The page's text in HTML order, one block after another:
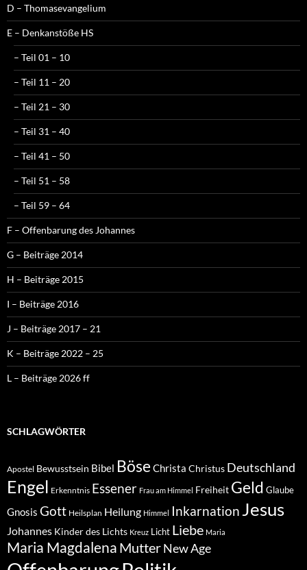
D – Thomasevangelium
E – Denkanstöße HS
– Teil 01 – 10
– Teil 11 – 20
– Teil 21 – 30
– Teil 31 – 40
– Teil 41 – 50
– Teil 51 – 58
– Teil 59 – 64
F – Offenbarung des Johannes
G – Beiträge 2014
H – Beiträge 2015
I – Beiträge 2016
J – Beiträge 2017 – 21
K – Beiträge 2022 – 25
L – Beiträge 2026 ff
SCHLAGWÖRTER
Apostel Bewusstsein Bibel Böse Christa Christus Deutschland
Engel Erkenntnis Essener Frau am Himmel Freiheit Geld Glaube
Gnosis Gott Heilsplan Heilung Himmel Inkarnation Jesus
Johannes Kinder des Lichts Kreuz Licht Liebe Maria
Maria Magdalena MutterNew Age